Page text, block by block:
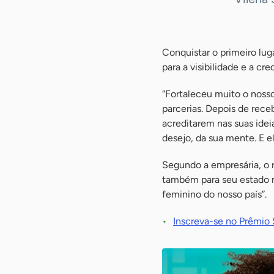
Conquistar o primeiro
para a visibilidade e a
“Fortaleceu muito o
parcerias. Depois de
acreditarem nas suas
desejo, da sua mente. E
Segundo a empresária,
também para seu estado
feminino do nosso país”.
Inscreva-se no